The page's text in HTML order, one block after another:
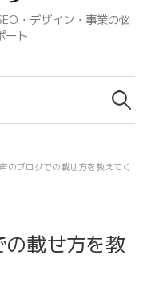
・デザイン・事業の悩
ート
検
索:
のブログでの載せ方を教えてく
載せ方を教